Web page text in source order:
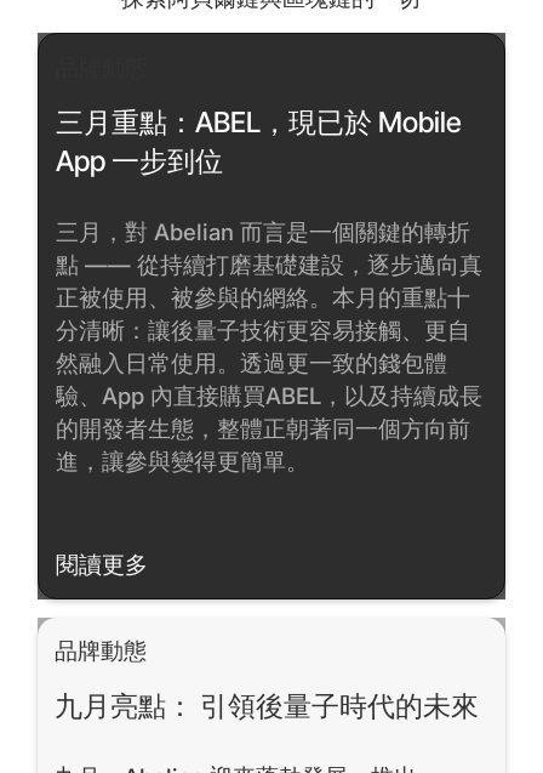
三月重點：ABEL，現已於 Mobile
App 一步到位
三月，對 Abelian 而言是一個關鍵的轉折
點 —— 從持續打磨基礎建設，逐步邁向真
正被使用、被參與的網絡。本月的重點十
分清晰：讓後量子技術更容易接觸、更自
然融入日常使用。透過更一致的錢包體
驗、App 內直接購買ABEL，以及持續成長
的開發者生態，整體正朝著同一個方向前
進，讓參與變得更簡單。
閱讀更多
閱讀更多
品牌動態
九月亮點： 引領後量子時代的未來